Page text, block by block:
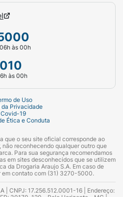
às 00h
às 00h
de Uso
da Privacidade
Covid-19
Ética e Conduta
que o seu site oficial corresponde ao
reconhecendo qualquer outro que
Para sua segurança recomendamos
em sites desconhecidos que se utilizem
da Drogaria Araujo S.A. Em caso de
em contato com (31) 3270-5000.
| CNPJ: 17.256.512.0001-16 | Endereço: